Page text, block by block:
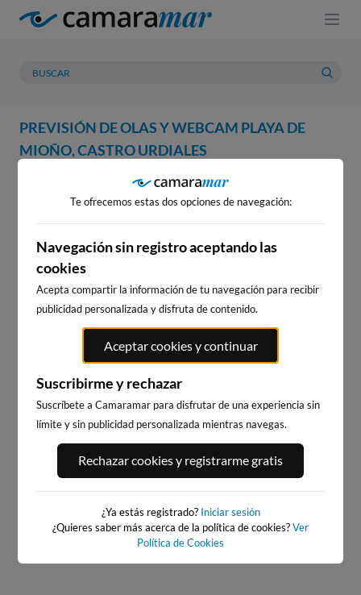
PREVISIÓN DE OLAS Y WEBCAM PLAYA DE
MIOÑO, CASTRO URDIALES
PREVISIÓN METEOROLOGÍA
WEBCAM PLAYA DE MIOÑO,
CASTRO URDIALES
WEBCAMS CERCANAS
ATXABIRIBIL - SOPELANA
16km · Sopelana
0.4 m CHOPI
EL BRUSCO
0.3 m CHOPI
Te ofrecemos estas dos opciones de navegación:
Navegación sin registro aceptando las
cookies
Acepta compartir la información de tu navegación para recibir
publicidad personalizada y disfruta de contenido.
Aceptar cookies y continuar
Suscribirme y rechazar
Suscríbete a Camaramar para disfrutar de una experiencia sin
límite y sin publicidad personalizada mientras navegas.
Rechazar cookies y registrarme gratis
¿Ya estás registrado? Iniciar sesión
¿Quieres saber más acerca de la política de cookies?Ver
Política de Cookies